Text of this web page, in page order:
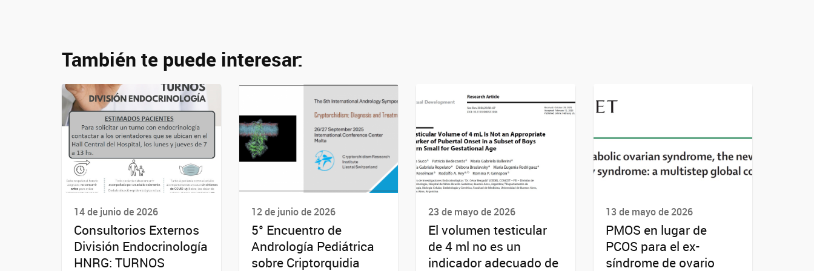
También te puede interesar:
14 de junio de 2026
Consultorios Externos
División Endocrinología
HNRG: TURNOS
12 de junio de 2026
5° Encuentro de
Andrología Pediátrica
sobre Criptorquidia
23 de mayo de 2026
El volumen testicular
de 4 ml no es un
indicador adecuado de
13 de mayo de 2026
PMOS en lugar de
PCOS para el ex-
síndrome de ovario